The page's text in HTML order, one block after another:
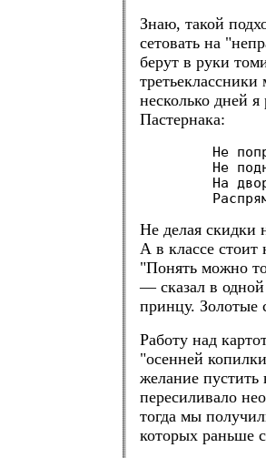
Знаю, такой
сетовать на
берут в руки
несколько дней
Пастернака:
Не
Не
На
Не делая скидки
А в классе
"Понять можно
— сказал в
принцу. Золотые
Работу над
"осенней
желание пустить
пересиливало
тогда мы
которых раньше